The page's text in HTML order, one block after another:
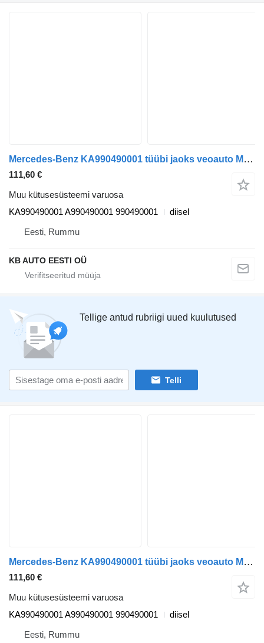
Mercedes-Benz KA990490001 tüübi jaoks veoauto Mercedes-Benz Antos, Arocs, Actros MP4 (2012-)
111,60 €
Muu kütusesüsteemi varuosa
KA990490001 A990490001 990490001
diisel
Eesti, Rummu
KB AUTO EESTI OÜ
Tellige antud rubriigi uued kuulutused
Telli
Mercedes-Benz KA990490001 tüübi jaoks veoauto Mercedes-Benz Antos, Arocs, Actros MP4 (2012-)
111,60 €
Muu kütusesüsteemi varuosa
KA990490001 A990490001 990490001
diisel
Eesti, Rummu